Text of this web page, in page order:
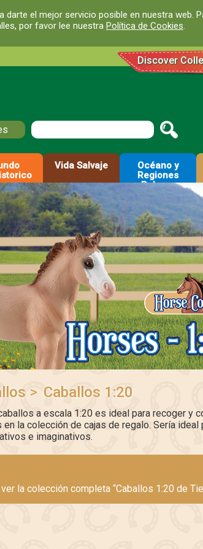
darte el mejor servicio posible en nuestra web.
por favor lee nuestra Política de Cookies.
Discover
Vida Salvaje
Océano y
Regiones
Polares
> Caballos 1:20
a escala 1:20 es ideal para recoger y
la colección de cajas de regalo. Sería ideal
e imaginativos.
la colección completa “Caballos 1:20 de